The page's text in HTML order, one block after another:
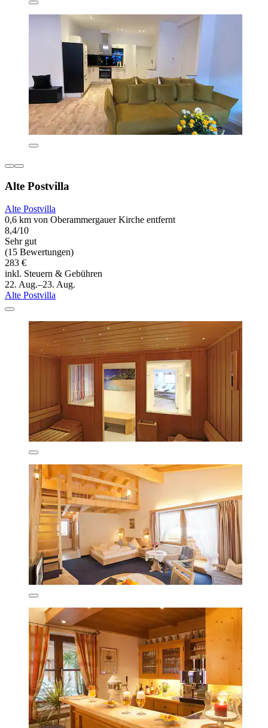
Alte Postvilla
Alte Postvilla
0,6 km von Oberammergauer Kirche entfernt
8,4/10
Sehr gut
(15 Bewertungen)
283 €
inkl. Steuern & Gebühren
22. Aug.–23. Aug.
Alte Postvilla